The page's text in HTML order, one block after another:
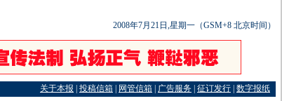
2008年7月21日,星期一（GSM+8 北京时间）
关于本报 投稿信箱 网管信箱 广告服务 征订发行 数字报纸